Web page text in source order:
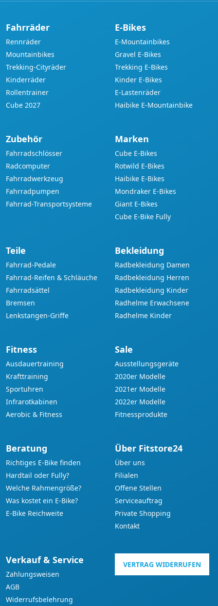
Fahrräder
Rennräder
Mountainbikes
Trekking-Cityräder
Kinderräder
Rollentrainer
Cube 2027
E-Bikes
E-Mountainbikes
Gravel E-Bikes
Trekking E-Bikes
Kinder E-Bikes
E-Lastenräder
Haibike E-Mountainbike
Zubehör
Fahrradschlösser
Radcomputer
Fahrradwerkzeug
Fahrradpumpen
Fahrrad-Transportsysteme
Marken
Cube E-Bikes
Rotwild E-Bikes
Haibike E-Bikes
Mondraker E-Bikes
Giant E-Bikes
Cube E-Bike Fully
Teile
Fahrrad-Pedale
Fahrrad-Reifen & Schläuche
Fahrradsättel
Bremsen
Lenkstangen-Griffe
Bekleidung
Radbekleidung Damen
Radbekleidung Herren
Radbekleidung Kinder
Radhelme Erwachsene
Radhelme Kinder
Fitness
Ausdauertraining
Krafttraining
Sportuhren
Infrarotkabinen
Aerobic & Fitness
Sale
Ausstellungsgeräte
2020er Modelle
2021er Modelle
2022er Modelle
Fitnessprodukte
Beratung
Richtiges E-Bike finden
Hardtail oder Fully?
Welche Rahmengröße?
Was kostet ein E-Bike?
E-Bike Reichweite
Über Fitstore24
Über uns
Filialen
Offene Stellen
Serviceauftrag
Private Shopping
Kontakt
Verkauf & Service
Zahlungsweisen
AGB
Widerrufsbelehrung
VERTRAG WIDERRUFEN